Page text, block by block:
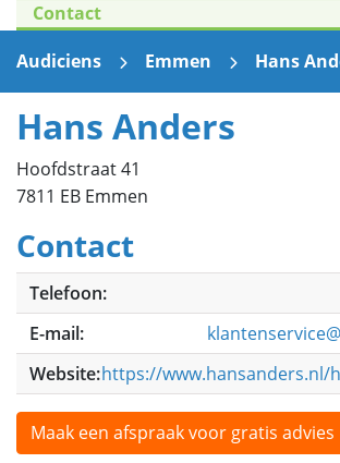
Contact
Audiciens
Emmen Hans
Hans Anders
Hoofdstraat 41
7811 EB Emmen
Contact
Telefoon:
E-mail:
Website:https://www.hansanders.nl/
Maak een afspraak voor gratis advies